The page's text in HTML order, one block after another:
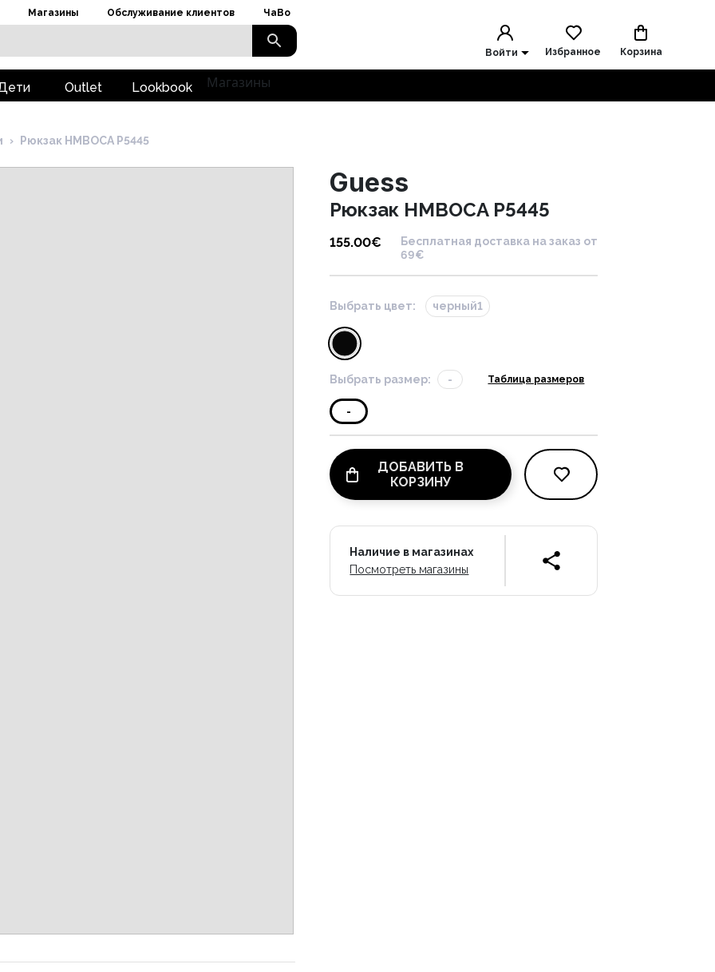
Магазины Обслуживание клиентов ЧаВо
Войти Избранное Корзина
Outlet Lookbook Магазины
› Рюкзак HMBOCA P5445
Guess
Рюкзак HMBOCA P5445
155.00€
Бесплатная доставка на заказ от
69€
Выбрать цвет: черный1
Выбрать размер: - Таблица размеров
-
ДОБАВИТЬ В
КОРЗИНУ
Наличие в магазинах
Посмотреть магазины